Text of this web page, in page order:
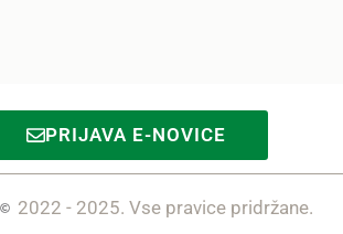
PRIJAVA E-NOVICE
2022 - 2025. Vse pravice pridržane.